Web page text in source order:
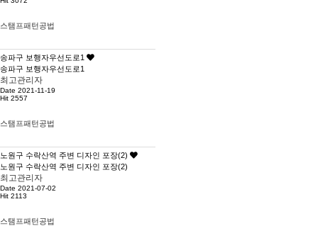
스탬프패턴공법
송파구 보행자우선도로1
송파구 보행자우선도로1
최고관리자
Date 2021-11-19
Hit 2557
스탬프패턴공법
노원구 수락산역 주변 디자인 포장(2)
노원구 수락산역 주변 디자인 포장(2)
최고관리자
Date 2021-07-02
Hit 2113
스탬프패턴공법